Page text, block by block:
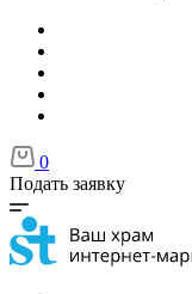
0
Подать заявку